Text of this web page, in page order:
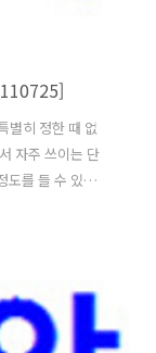
별히 정한 때 없
자주 쓰이는 단
도를 들 수 있을
의미가 담겨
노랫말로 끝을
미워도 말며, 그